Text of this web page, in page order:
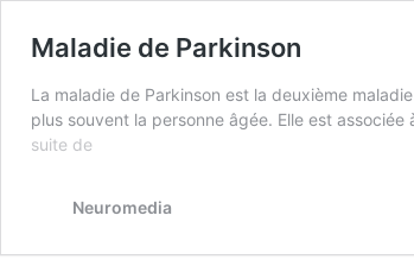
Maladie de Parkinson
La maladie de Parkinson est la deuxième
plus souvent la personne âgée. Elle est
suite de
Neuromedia